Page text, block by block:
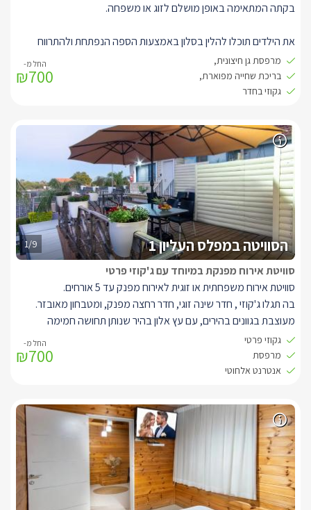
בקתה המתאימה באופן מושלם לזוג או משפחה.
את הילדים תוכלו להלין בסלון באמצעות הספה הנפתחת ולהתרווח
בעצמכם בחדר השינה הנפרד על מיטה זוגית גדולה.
לרשותכם ג'קוזי רומנטי מפנק.(בחדר נפרד) מכאן תוכלו לצאת אל
מרפסת גן חיצונית המשקיפה אל הבריכה ונופי הגן.
שפע פינות ישיבה מפנקות, שולחן ביליארד ושלל צמחייה מטופחת.
המתחם נמצא רק 5 דקות מהכנרת ושלל האטרקציות הנמצאות
בסביבתה.
מרפסת גן חיצונית,
בריכת שחייה מפוארת,
גקוזי בחדר
₪700
1/9 הסוויטה במפלס העליון 1
סוויטת אירוח מפנקת במיוחד עם ג'קוזי פרטי
סוויטת אירוח משפחתית או זוגית לאירוח מפנק עד 5 אורחים.
בה תגלו ג'קוזי , חדר שינה זוגי, חדר רחצה מפנק, ומטבחון מאובזר.
מעוצבת בגוונים בהירים, עם עץ אלון בהיר שנותן תחושה חמימה
ונעימה, וג'קוזי פרטי מרובע פינתי, בחיפוי עץ בהיר.
בחדר השינה הזוגי תמצאו מיטה גדולה נעימה ונוחה, מוצעת במצעי
כותנה איכותיים, עם כריות רכות ונעימות.
ווילונות בגוונים נעימים בכדי לטשטש את אור השמש החודרת, בנוסף
בחדר השינה תמצאו טלוויזיה LCD מחוברת לכבלים.
בסלון תמצאו ספת ר' נוחה, בגווני אפורים, ממוזגת ולצידה טלווזיה
נוספת.
עוד תמצאו מטבחון מאובזר עם מקרר, מיקרוגל, כלים להכנת קפה ותה
וכו..
בחדר הרחצה המעוצב והחדש, יחכו לכם שירותים ומקלחון עמידה גדול,
גקוזי פרטי
מרפסת
אנטרנט אלחוטי
₪700